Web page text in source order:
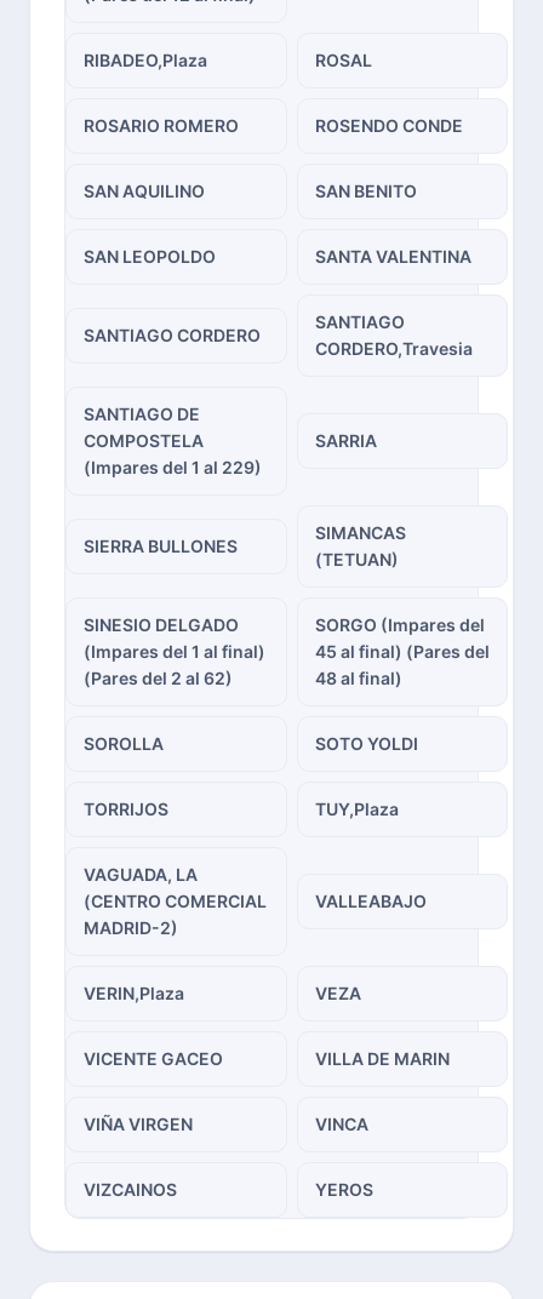
RIBADEO,Plaza ROSAL
ROSARIO ROMERO ROSENDO CONDE
SAN AQUILINO SAN BENITO
SAN LEOPOLDO SANTA VALENTINA
SANTIAGO CORDERO
SANTIAGO
CORDERO,Travesia
SANTIAGO DE
COMPOSTELA
(Impares del 1 al 229)
SARRIA
SIERRA BULLONES
SIMANCAS
(TETUAN)
SINESIO DELGADO
(Impares del 1 al final)
(Pares del 2 al 62)
SORGO (Impares del
45 al final) (Pares del
48 al final)
SOROLLA SOTO YOLDI
TORRIJOS TUY,Plaza
VAGUADA, LA
(CENTRO COMERCIAL
MADRID-2)
VALLEABAJO
VERIN,Plaza VEZA
VICENTE GACEO VILLA DE MARIN
VIÑA VIRGEN VINCA
VIZCAINOS YEROS